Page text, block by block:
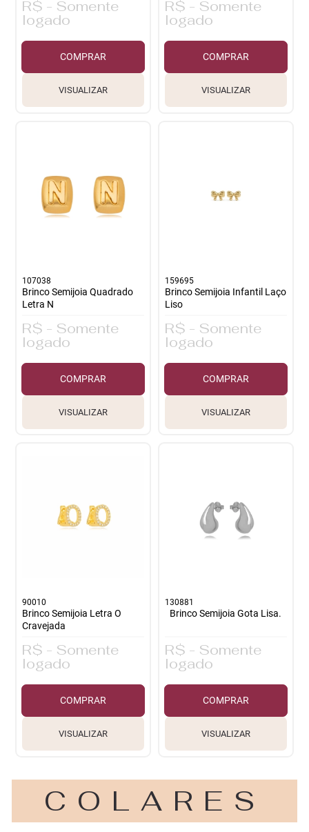
R$ - Somente
logado
COMPRAR
VISUALIZAR
R$ - Somente
logado
COMPRAR
VISUALIZAR
107038
Brinco Semijoia Quadrado
Letra N
R$ - Somente
logado
COMPRAR
VISUALIZAR
159695
Brinco Semijoia Infantil Laço
Liso
R$ - Somente
logado
COMPRAR
VISUALIZAR
90010
Brinco Semijoia Letra O
Cravejada
R$ - Somente
logado
COMPRAR
VISUALIZAR
130881
Brinco Semijoia Gota Lisa.
R$ - Somente
logado
COMPRAR
VISUALIZAR
COLARES